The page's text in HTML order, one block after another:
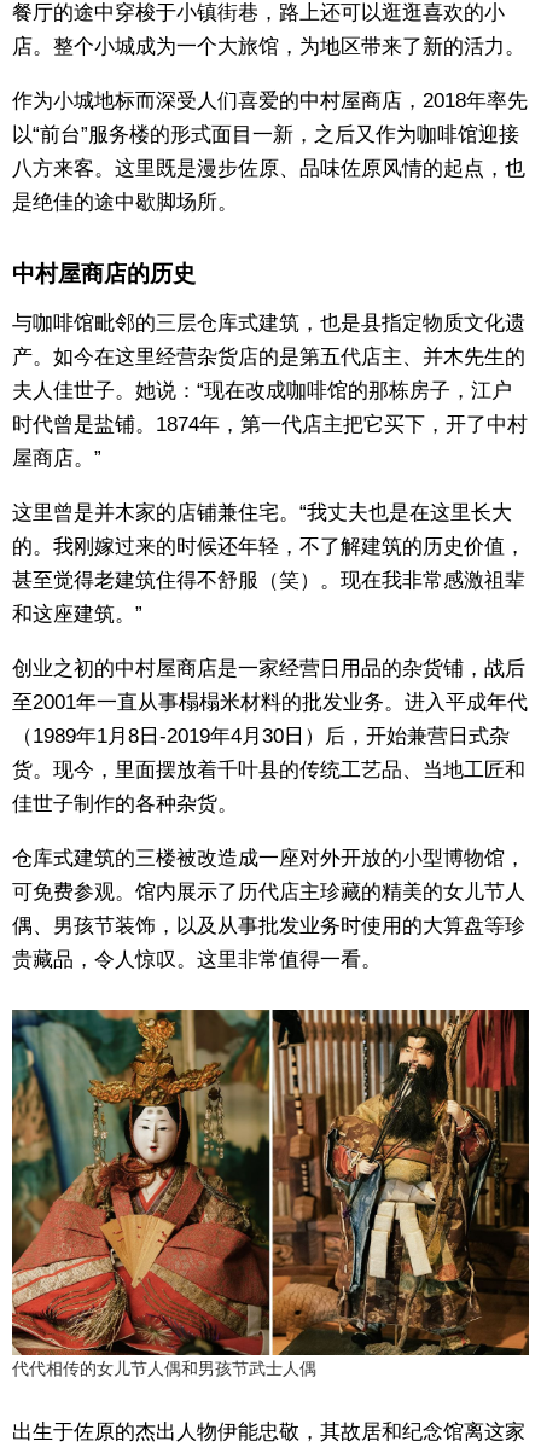
餐厅的途中穿梭于小镇街巷，路上还可以逛逛喜欢的小
店。整个小城成为一个大旅馆，为地区带来了新的活力。
作为小城地标而深受人们喜爱的中村屋商店，2018年率先
以“前台”服务楼的形式面目一新，之后又作为咖啡馆迎接
八方来客。这里既是漫步佐原、品味佐原风情的起点，也
是绝佳的途中歇脚场所。
中村屋商店的历史
与咖啡馆毗邻的三层仓库式建筑，也是县指定物质文化遗
产。如今在这里经营杂货店的是第五代店主、并木先生的
夫人佳世子。她说：“现在改成咖啡馆的那栋房子，江户
时代曾是盐铺。1874年，第一代店主把它买下，开了中村
屋商店。”
这里曾是并木家的店铺兼住宅。“我丈夫也是在这里长大
的。我刚嫁过来的时候还年轻，不了解建筑的历史价值，
甚至觉得老建筑住得不舒服（笑）。现在我非常感激祖辈
和这座建筑。”
创业之初的中村屋商店是一家经营日用品的杂货铺，战后
至2001年一直从事榻榻米材料的批发业务。进入平成年代
（1989年1月8日-2019年4月30日）后，开始兼营日式杂
货。现今，里面摆放着千叶县的传统工艺品、当地工匠和
佳世子制作的各种杂货。
仓库式建筑的三楼被改造成一座对外开放的小型博物馆，
可免费参观。馆内展示了历代店主珍藏的精美的女儿节人
偶、男孩节装饰，以及从事批发业务时使用的大算盘等珍
贵藏品，令人惊叹。这里非常值得一看。
代代相传的女儿节人偶和男孩节武士人偶
出生于佐原的杰出人物伊能忠敬，其故居和纪念馆离这家